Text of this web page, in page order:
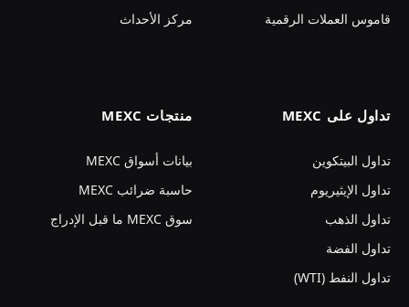
قاموس العملات الرقمية
مركز الأحداث
تداول على MEXC
تداول البيتكوين
تداول الإيثيريوم
تداول الذهب
تداول الفضة
تداول النفط (WTI)
منتجات MEXC
بيانات أسواق MEXC
حاسبة ضرائب MEXC
سوق MEXC ما قبل الإدراج